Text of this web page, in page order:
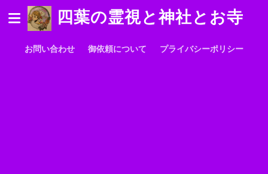
四葉の霊視と神社とお寺
お問い合わせ 御依頼について プライバシーポリシー